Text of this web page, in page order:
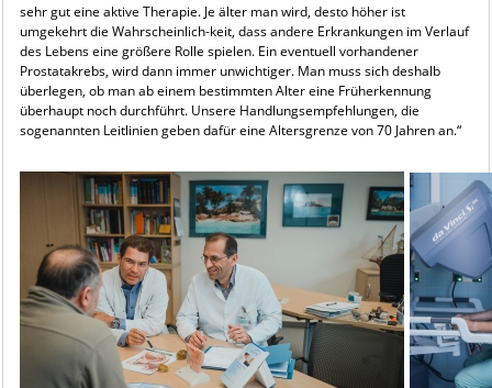
sehr gut eine aktive Therapie. Je älter man wird, desto höher ist
umgekehrt die Wahrscheinlich-keit, dass andere Erkrankungen im Verlauf
des Lebens eine größere Rolle spielen. Ein eventuell vorhandener
Prostatakrebs, wird dann immer unwichtiger. Man muss sich deshalb
überlegen, ob man ab einem bestimmten Alter eine Früherkennung
überhaupt noch durchführt. Unsere Handlungsempfehlungen, die
sogenannten Leitlinien geben dafür eine Altersgrenze von 70 Jahren an.“